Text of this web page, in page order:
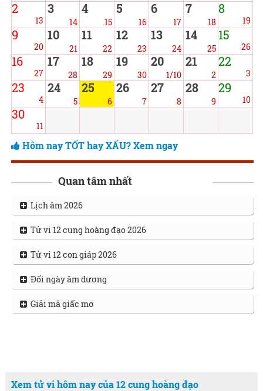
2
13
3
14
4
15
5
16
6
17
7
18
8
19
9
20
10
21
11
22
12
23
13
24
14
25
15
26
16
27
17
28
18
29
19
30
20
1/10
21
2
22
3
23
4
24
5
25
6
26
7
27
8
28
9
29
10
30
11
Hôm nay TỐT hay XẤU? Xem ngay
Quan tâm nhất
Lịch âm 2026
Tử vi 12 cung hoàng đạo 2026
Tử vi 12 con giáp 2026
Đổi ngày âm dương
Giải mã giấc mơ
Xem tử vi hôm nay của 12 cung hoàng đạo